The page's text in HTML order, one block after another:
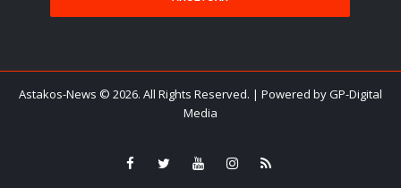
Astakos-News © 2026. All Rights Reserved. | Powered by GP-Digital
Media